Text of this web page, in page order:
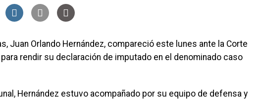
Juan Orlando Hernández, compareció este lunes ante la Corte
rendir su declaración de imputado en el denominado caso
Hernández estuvo acompañado por su equipo de defensa y